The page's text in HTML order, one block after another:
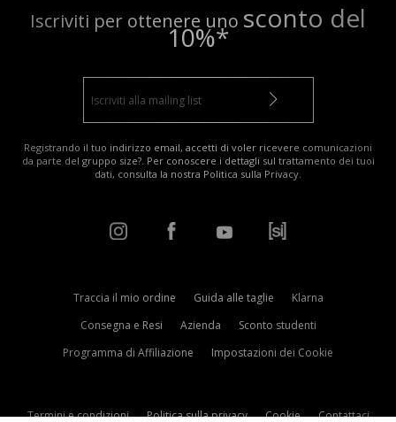
Iscriviti per ottenere uno sconto del
10%*
Registrando il tuo indirizzo email, accetti di voler ricevere comunicazioni
da parte del gruppo size?. Per conoscere i dettagli sul trattamento dei tuoi
dati, consulta la nostra Politica sulla Privacy.
Traccia il mio ordine Guida alle taglie
Klarna
Consegna e Resi
Azienda
Sconto studenti
Programma di Affiliazione
Impostazioni dei Cookie
Termini e condizioni Politica sulla privacy Cookie Contattaci